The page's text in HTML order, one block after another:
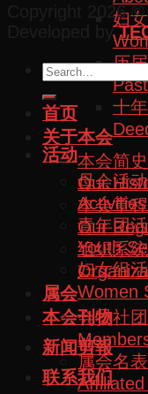
妇
历
十
活动
母会活动
青年团
Youth
妇女组
Women
本会刊物
新闻剪報
联系我们
Copyright 2026
Developed by
首页
关于本会
本会简史
Our
本会章程
Our
组织系
属会
会员社
属会名表